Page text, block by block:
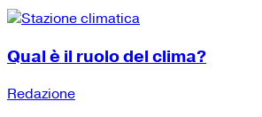
Qual è il ruolo del clima?
Redazione